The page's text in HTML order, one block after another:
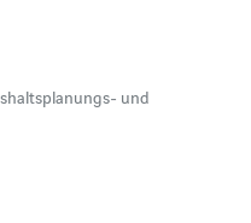
und